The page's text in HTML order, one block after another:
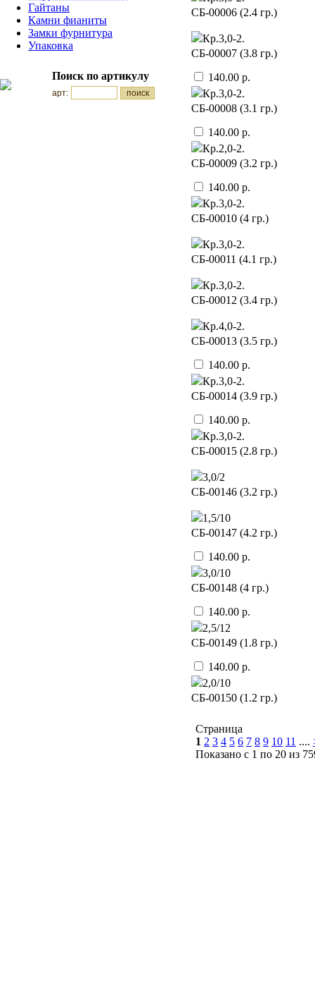
Гайтаны
Камни фианиты
Замки фурнитура
Упаковка
Поиск по артикулу
арт:
CБ-00006 (2.4 гр.)
Кр.3,0-2.
CБ-00007 (3.8 гр.)
140.00 р.
Кр.3,0-2.
CБ-00008 (3.1 гр.)
140.00 р.
Кр.2,0-2.
CБ-00009 (3.2 гр.)
140.00 р.
Кр.3,0-2.
CБ-00010 (4 гр.)
Кр.3,0-2.
CБ-00011 (4.1 гр.)
Кр.3,0-2.
CБ-00012 (3.4 гр.)
Кр.4,0-2.
CБ-00013 (3.5 гр.)
140.00 р.
Кр.3,0-2.
CБ-00014 (3.9 гр.)
140.00 р.
Кр.3,0-2.
CБ-00015 (2.8 гр.)
3,0/2
CБ-00146 (3.2 гр.)
1,5/10
CБ-00147 (4.2 гр.)
140.00 р.
3,0/10
CБ-00148 (4 гр.)
140.00 р.
2,5/12
CБ-00149 (1.8 гр.)
140.00 р.
2,0/10
CБ-00150 (1.2 гр.)
Страница
1 2 3 4 5 6 7 8 9 10 11 ....
Показано с 1 по 20 из